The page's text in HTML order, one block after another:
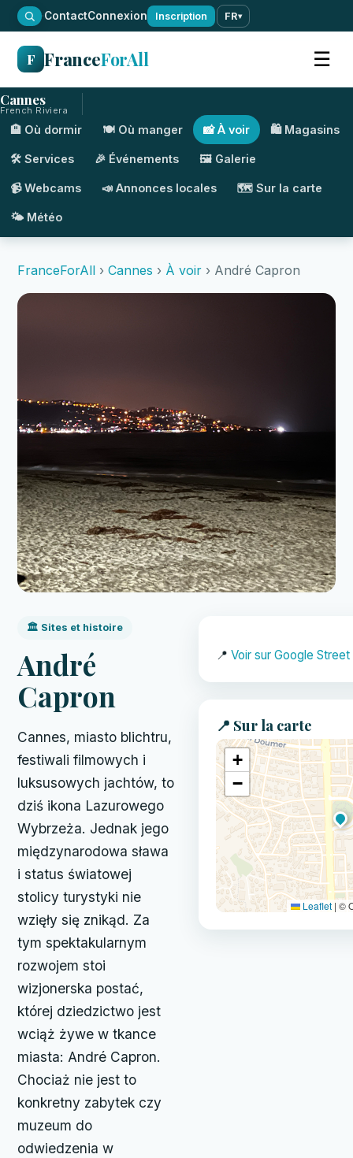
·ContactConnexion Inscription FR▾
F FranceForAll ☰
Cannes
French Riviera
🏨 Où dormir 🍽️ Où manger 📸 À voir 🛍️ Magasins
🛠️ Services 🎉 Événements 🖼️ Galerie
📹 Webcams 📣 Annonces locales 🗺️ Sur la carte
🌤️ Météo
FranceForAll › Cannes › À voir › André Capron
🏛️ Sites et histoire
André
Capron
Cannes, miasto blichtru,
festiwali filmowych i
luksusowych jachtów, to
dziś ikona Lazurowego
Wybrzeża. Jednak jego
międzynarodowa sława
i status światowej
stolicy turystyki nie
wzięły się znikąd. Za
tym spektakularnym
rozwojem stoi
wizjonerska postać,
której dziedzictwo jest
wciąż żywe w tkance
miasta: André Capron.
Chociaż nie jest to
konkretny zabytek czy
muzeum do
odwiedzenia w
📍 Voir sur Google
📍 Sur la carte
+
−
Leaflet | ©